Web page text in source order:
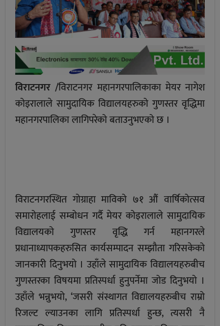
विराटनगर /विराटनगर महानगरपालिकाका मेयर नागेश
कोइरालाले सामुदायिक विद्यालयहरुको गुणस्तर वृद्धिमा
महानगरपालिका लागिपरेको बताउनुभएको छ ।
विराटनगरस्थित गोग्राहा माविको ७१ औं वार्षिकोत्सव
समारोहलाई सम्बोधन गर्दै मेयर कोइरालाले सामुदायिक
विद्यालयको गुणस्तर वृद्धि गर्न महानगरले
प्रधानाध्यापकहरुसित कार्यसम्पादन सम्झौता गरिसकेको
जानकारी दिनुभयो । उहाँले सामुदायिक विद्यालयहरुबीच
गुणस्तरका विषयमा प्रतिस्पर्धा हुनुपर्नेमा जोड दिनुभयो ।
उहाँले भन्नुभयो, ‘जसरी संस्थागत विद्यालयहरुबीच राम्रो
रिजल्ट ल्याउनका लागि प्रतिस्पर्धा हुन्छ, त्यसरी नै